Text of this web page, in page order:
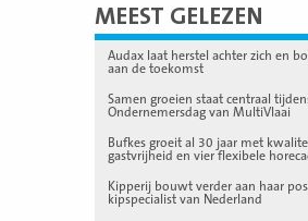
MEEST GELEZEN
Audax laat herstel achter zich en
aan de toekomst
Samen groeien staat centraal
Ondernemersdag van MultiVlaai
Bufkes groeit al 30 jaar met
gastvrijheid en vier flexibele
Kipperij bouwt verder aan haar
kipspecialist van Nederland